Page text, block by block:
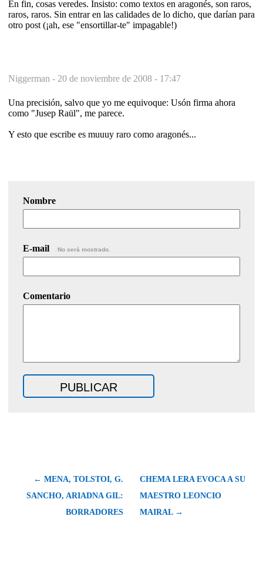
En fin, cosas veredes. Insisto: como textos en aragonés, son raros,
raros, raros. Sin entrar en las calidades de lo dicho, que darían para
otro post (¡ah, ese "ensortillar-te" impagable!)
Niggerman - 20 de noviembre de 2008 - 17:47
Una precisión, salvo que yo me equivoque: Usón firma ahora
como "Jusep Raül", me parece.
Y esto que escribe es muuuy raro como aragonés...
Nombre
E-mail No será mostrado.
Comentario
← MENA, TOLSTOI, G.
SANCHO, ARIADNA GIL:
BORRADORES
CHEMA LERA EVOCA A SU
MAESTRO LEONCIO
MAIRAL →